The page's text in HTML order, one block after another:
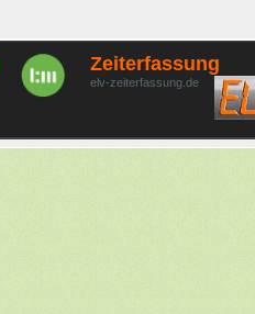
Zeiterfassung
elv-zeiterfassung.de